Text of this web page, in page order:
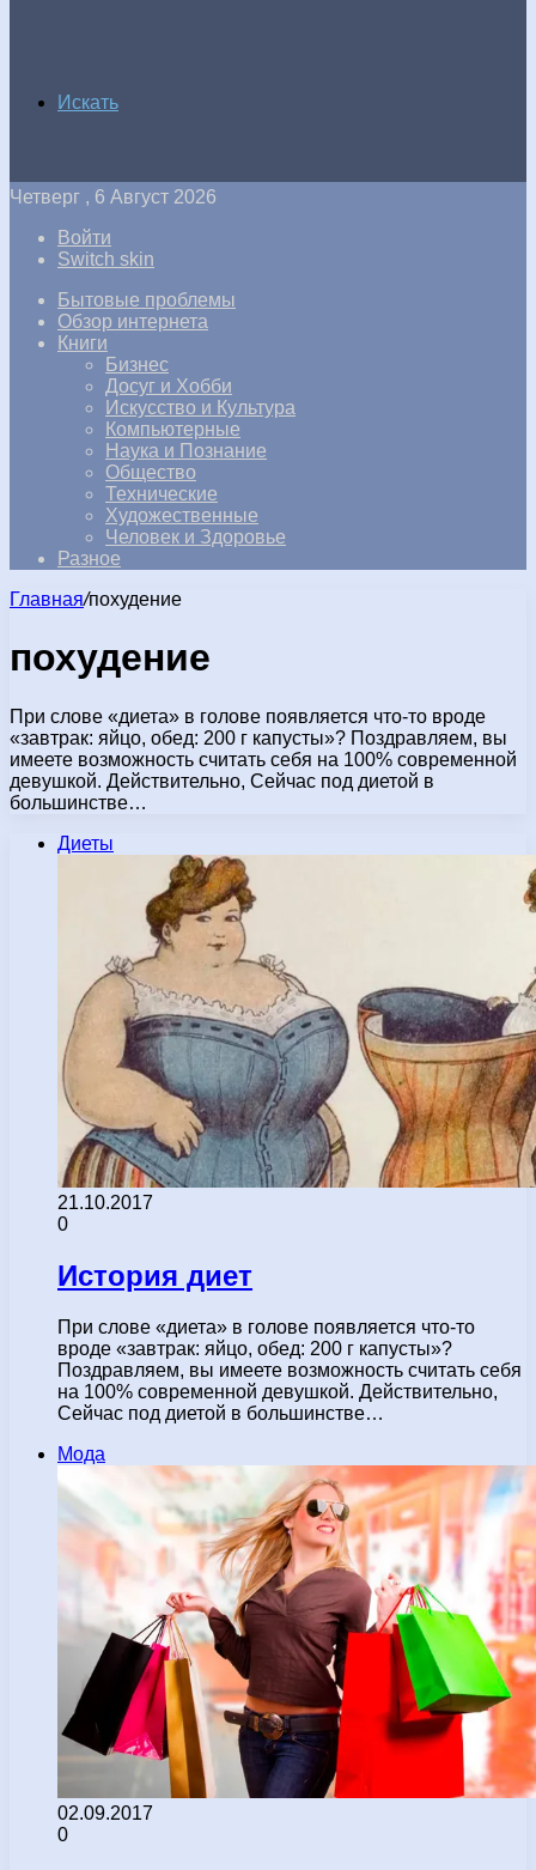
Искать
Четверг , 6 Август 2026
Войти
Switch skin
Бытовые проблемы
Обзор интернета
Книги
Бизнес
Досуг и Хобби
Искусство и Культура
Компьютерные
Наука и Познание
Общество
Технические
Художественные
Человек и Здоровье
Разное
Главная/похудение
похудение
При слове «диета» в голове появляется что-то вроде
«завтрак: яйцо, обед: 200 г капусты»? Поздравляем, вы
имеете возможность считать себя на 100% современной
девушкой. Действительно, Сейчас под диетой в
большинстве…
Диеты
21.10.2017
0
История диет
При слове «диета» в голове появляется что-то
вроде «завтрак: яйцо, обед: 200 г капусты»?
Поздравляем, вы имеете возможность считать себя
на 100% современной девушкой. Действительно,
Сейчас под диетой в большинстве…
Мода
02.09.2017
0